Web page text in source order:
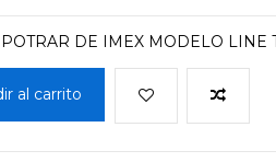
DE IMEX MODELO LINE
al carrito